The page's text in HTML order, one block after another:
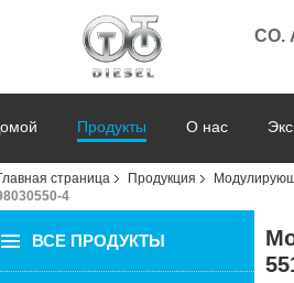
CO.
Продукты О нас
страница Продукция
4
ВСЕ ПРОДУКТЫ